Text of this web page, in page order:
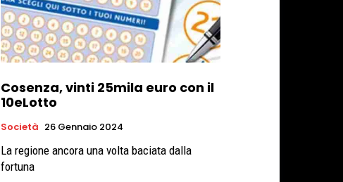
Cosenza, vinti 25mila euro con il
10eLotto
Società 26 Gennaio 2024
La regione ancora una volta baciata dalla
fortuna